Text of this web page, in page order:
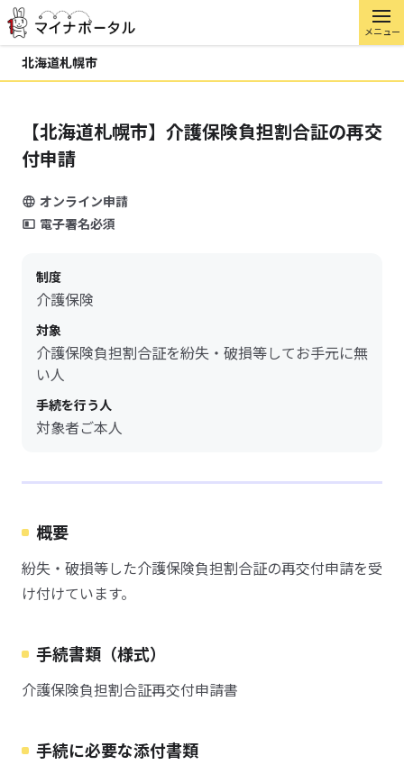
メニュー
北海道札幌市
【北海道札幌市】介護保険負担割合証の再交
付申請
オンライン申請
電子署名必須
制度
介護保険
対象
介護保険負担割合証を紛失・破損等してお手元に無
い人
手続を行う人
対象者ご本人
概要
紛失・破損等した介護保険負担割合証の再交付申請を受
け付けています。
手続書類（様式）
介護保険負担割合証再交付申請書
手続に必要な添付書類